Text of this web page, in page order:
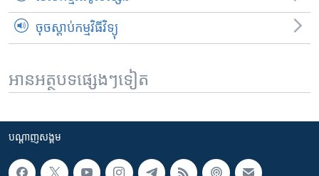
ចុចស្តាប់កម្មវិធីវិទ្យុ
អានអត្ថបទផ្សេងៗទៀត
បណ្តាញ​សង្គម